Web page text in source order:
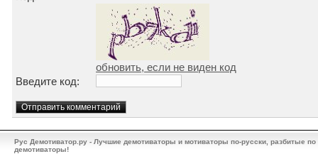
обновить, если не виден код
Введите код:
Рус Демотиватор.ру - Лучшие демотиваторы и мотиваторы по-русски, разбитые
демотиваторы!